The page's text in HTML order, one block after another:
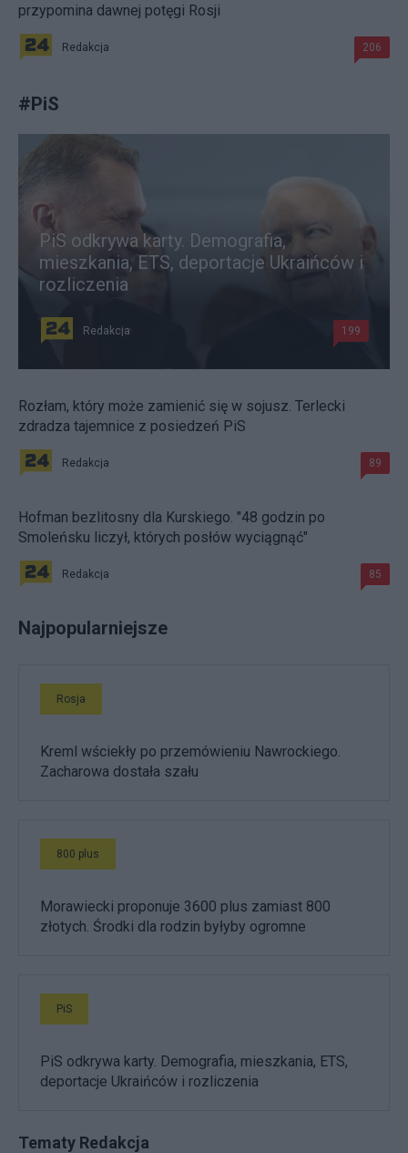
przypomina dawnej potęgi Rosji
Redakcja 206
#PiS
PiS odkrywa karty. Demografia,
mieszkania, ETS, deportacje Ukraińców i
rozliczenia
Redakcja 199
Rozłam, który może zamienić się w sojusz. Terlecki
zdradza tajemnice z posiedzeń PiS
Redakcja 89
Hofman bezlitosny dla Kurskiego. "48 godzin po
Smoleńsku liczył, których posłów wyciągnąć"
Redakcja 85
Najpopularniejsze
Rosja
Kreml wściekły po przemówieniu Nawrockiego.
Zacharowa dostała szału
800 plus
Morawiecki proponuje 3600 plus zamiast 800
złotych. Środki dla rodzin byłyby ogromne
PiS
PiS odkrywa karty. Demografia, mieszkania, ETS,
deportacje Ukraińców i rozliczenia
Tematy Redakcja